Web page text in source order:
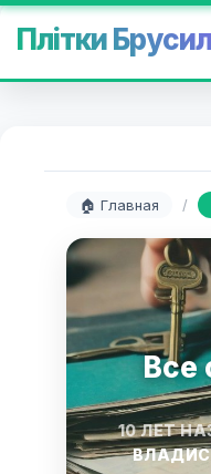
Плітки
🏠 Главная /
Все
10 ЛЕТ